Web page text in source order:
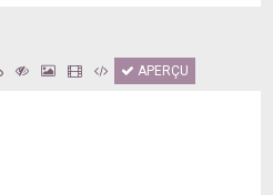
APERÇU